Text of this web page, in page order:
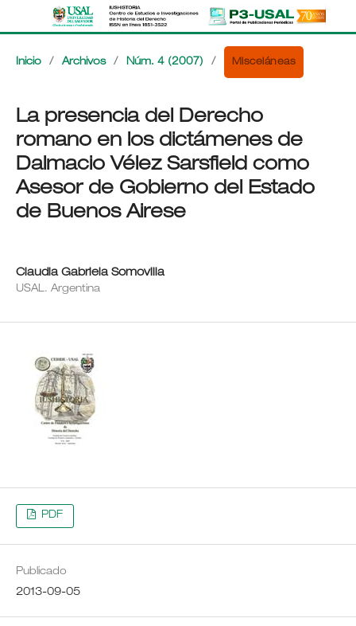
Inicio / Archivos / Núm. 4 (2007) / Misceláneas
La presencia del Derecho
romano en los dictámenes de
Dalmacio Vélez Sarsfield como
Asesor de Gobierno del Estado
de Buenos Airese
Claudia Gabriela Somovilla
USAL. Argentina
PDF
Publicado
2013-09-05